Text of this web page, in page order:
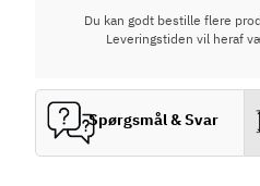
Du kan godt bestille flere
Leveringstiden vil heraf
Spørgsmål & Svar